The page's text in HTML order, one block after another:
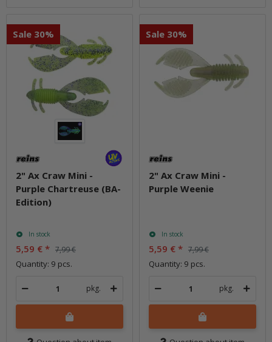
Sale 30%
2" Ax Craw Mini -
Purple Chartreuse (BA-
Edition)
In stock
5,59 € * 7,99 €
Quantity: 9 pcs.
pkg.
Sale 30%
2" Ax Craw Mini -
Purple Weenie
In stock
5,59 € * 7,99 €
Quantity: 9 pcs.
pkg.